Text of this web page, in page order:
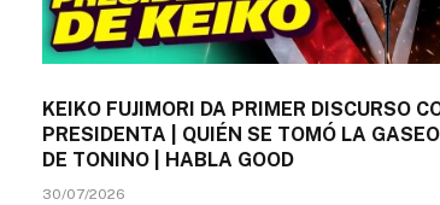
KEIKO FUJIMORI DA PRIMER DISCURSO
PRESIDENTA | QUIÉN SE TOMÓ LA
DE TONINO | HABLA GOOD
30/07/2026